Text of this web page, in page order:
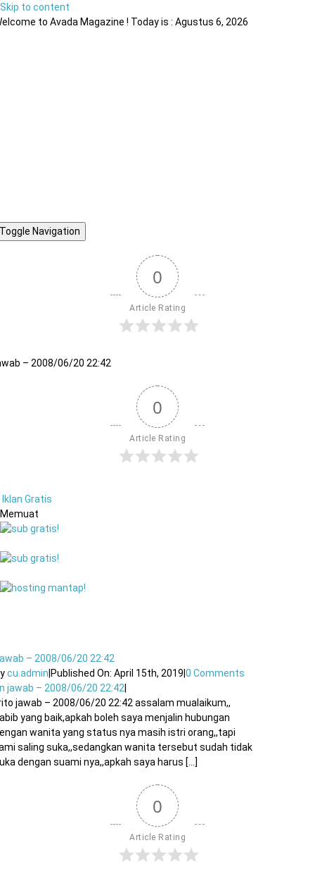
Skip to content
to Avada Magazine ! Today is : Agustus 6, 2026
Toggle Navigation
0
Article Rating
– 2008/06/20 22:42
0
Article Rating
Iklan Gratis
Memuat
– 2008/06/20 22:42
cu.admin Published On: April 15th, 2019 |0 Comments
jawab – 2008/06/20 22:42
jawab – 2008/06/20 22:42 assalam mualaikum,,
yang baik,apkah boleh saya menjalin hubungan
wanita yang status nya masih istri orang,,tapi
saling suka,,sedangkan wanita tersebut sudah tidak
dengan suami nya,,apkah saya harus [...]
0
Article Rating